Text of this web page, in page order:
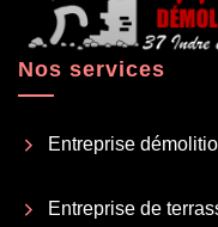
Nos services
Entreprise
Entreprise de